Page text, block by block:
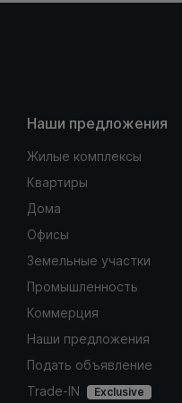
Наши предложения
Жилые комплексы
Квартиры
Дома
Офисы
Земельные участки
Промышленность
Коммерция
Наши предложения
Подать объявление
Trade-IN
Exclusive